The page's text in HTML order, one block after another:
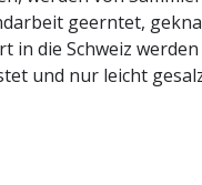
geerntet,
in die Schweiz
und nur leicht